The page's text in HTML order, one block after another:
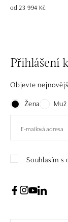
od 23 994 Kč
Přihlášení
Objevte
Žena
Muž
Souhlasím